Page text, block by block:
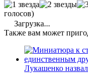
голосов)
Загрузка...
Также вам может
Лукашенко